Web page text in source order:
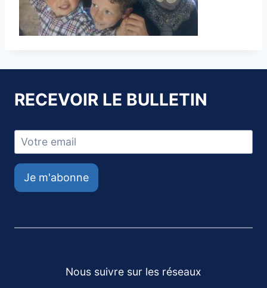
RECEVOIR LE BULLETIN
Je m'abonne
Nous suivre sur les réseaux